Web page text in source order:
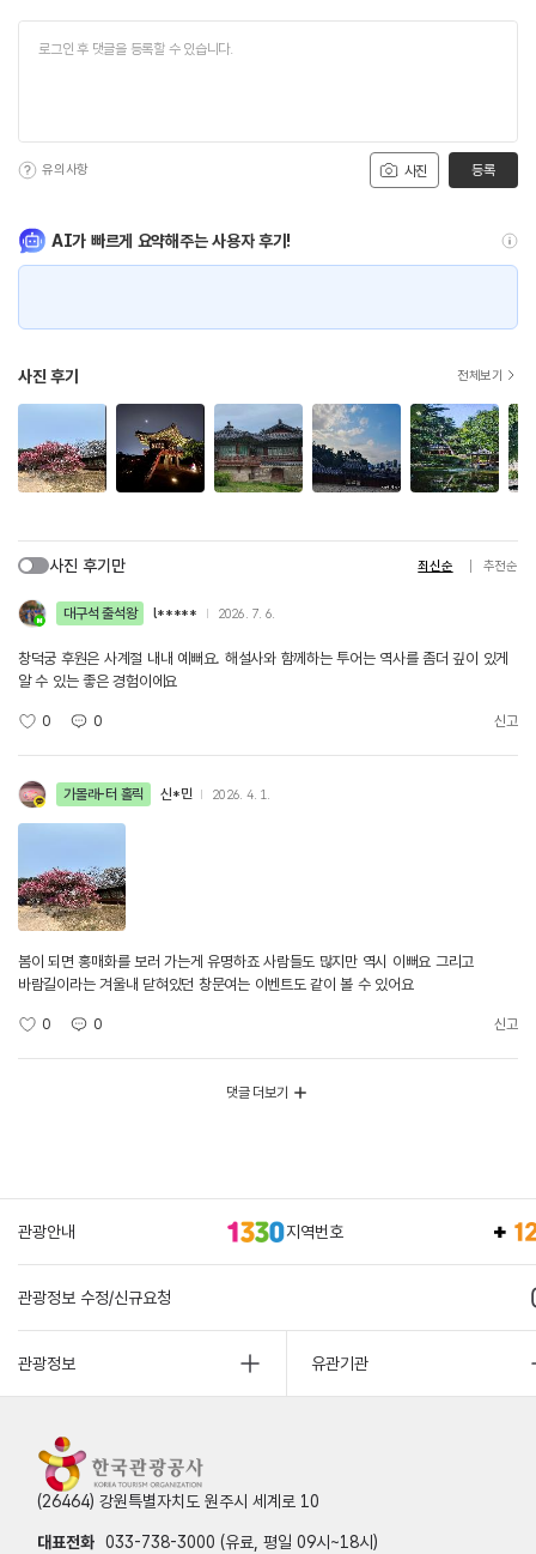
사진
유의사항 등록
AI가 빠르게 요약해주는 사용자 후기!
사진 후기 전체보기
사진 후기만 최신순 추천순
대구석 출석왕 l***** 2026. 7. 6.
창덕궁 후원은 사계절 내내 예뻐요. 해설사와 함께하는 투어는 역사를 좀더 깊이 있게
알 수 있는 좋은 경험이에요
0 0 신고
가볼래-터 홀릭 신*민 2026. 4. 1.
봄이 되면 홍매화를 보러 가는게 유명하죠 사람들도 많지만 역시 이뻐요 그리고
바람길이라는 겨울내 닫혀있던 창문여는 이벤트도 같이 볼 수 있어요
0 0 신고
댓글 더보기
관광안내 지역번호
관광정보 수정/신규요청
관광정보 유관기관
(26464) 강원특별자치도 원주시 세계로 10
대표전화 033-738-3000 (유료, 평일 09시~18시)